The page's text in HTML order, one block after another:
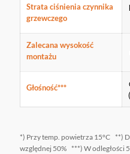
Strata ciśnienia czynnika
grzewczego
Zalecana wysokość
montażu
Głośność***
*) Przy temp. powietrza 15°C **)
względnej 50% ***) W odległości